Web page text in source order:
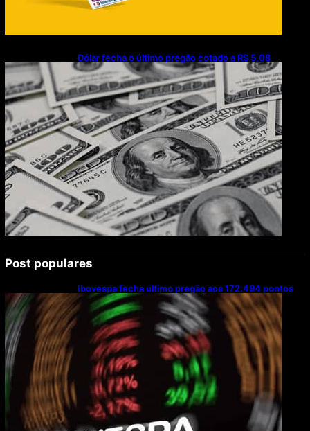
Dólar fecha o último pregão cotado a R$ 5,08
Post populares
Ibovespa fecha último pregão aos 172.494 pontos